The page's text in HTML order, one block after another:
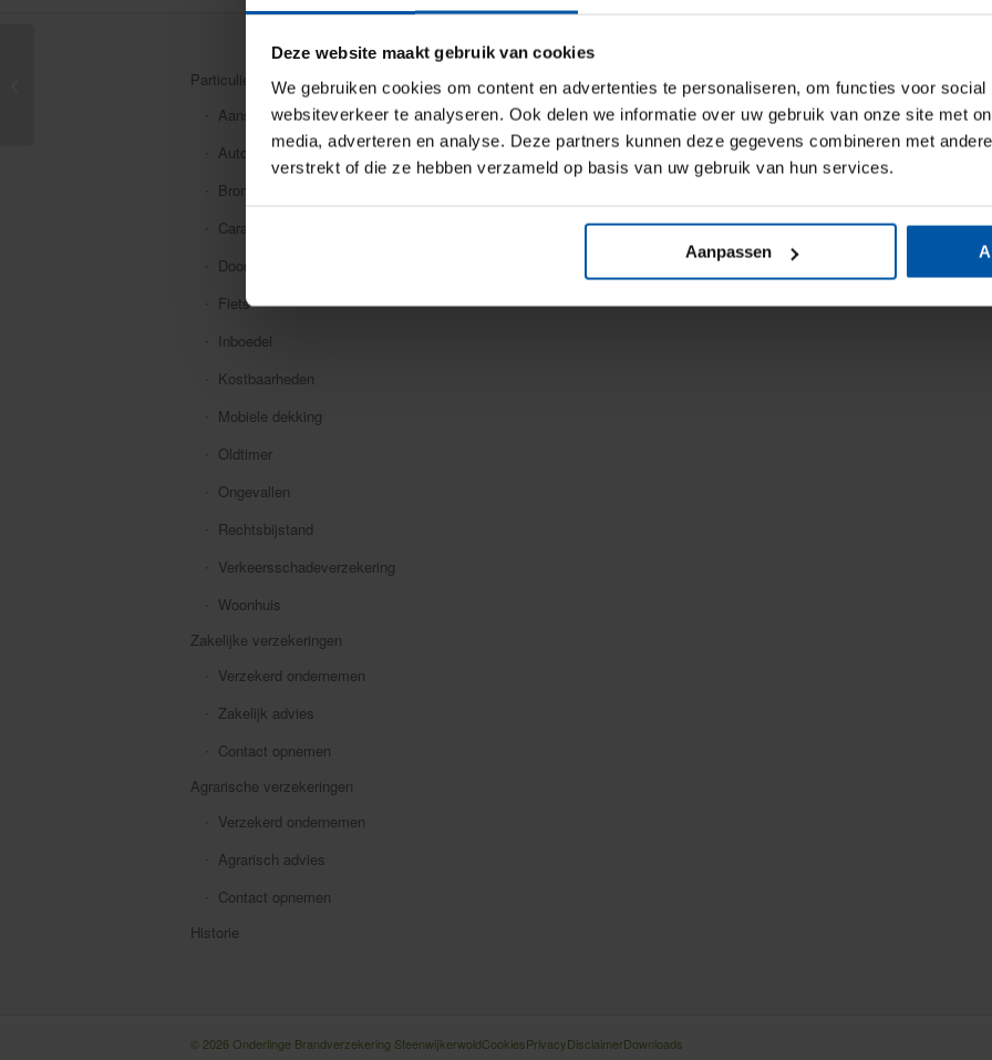
Deze website maakt gebruik van cookies
We gebruiken cookies om content en advertenties te personaliseren, om functies voor
websiteverkeer te analyseren. Ook delen we informatie over uw gebruik van onze site met
media, adverteren en analyse. Deze partners kunnen deze gegevens combineren met
verstrekt of die ze hebben verzameld op basis van uw gebruik van hun services.
Aanpassen
Particuliere verzekeringen
Aansprakelijkheid
Auto
Bromfiets
Caravan
Doorlopende reis
Fiets
Inboedel
Kostbaarheden
Mobiele dekking
Oldtimer
Ongevallen
Rechtsbijstand
Verkeersschadeverzekering
Woonhuis
Zakelijke verzekeringen
Verzekerd ondernemen
Zakelijk advies
Contact opnemen
Agrarische verzekeringen
Verzekerd ondernemen
Agrarisch advies
Contact opnemen
Historie
© 2026 Onderlinge Brandverzekering SteenwijkerwoldCookiesPrivacyDisclaimerDownloads